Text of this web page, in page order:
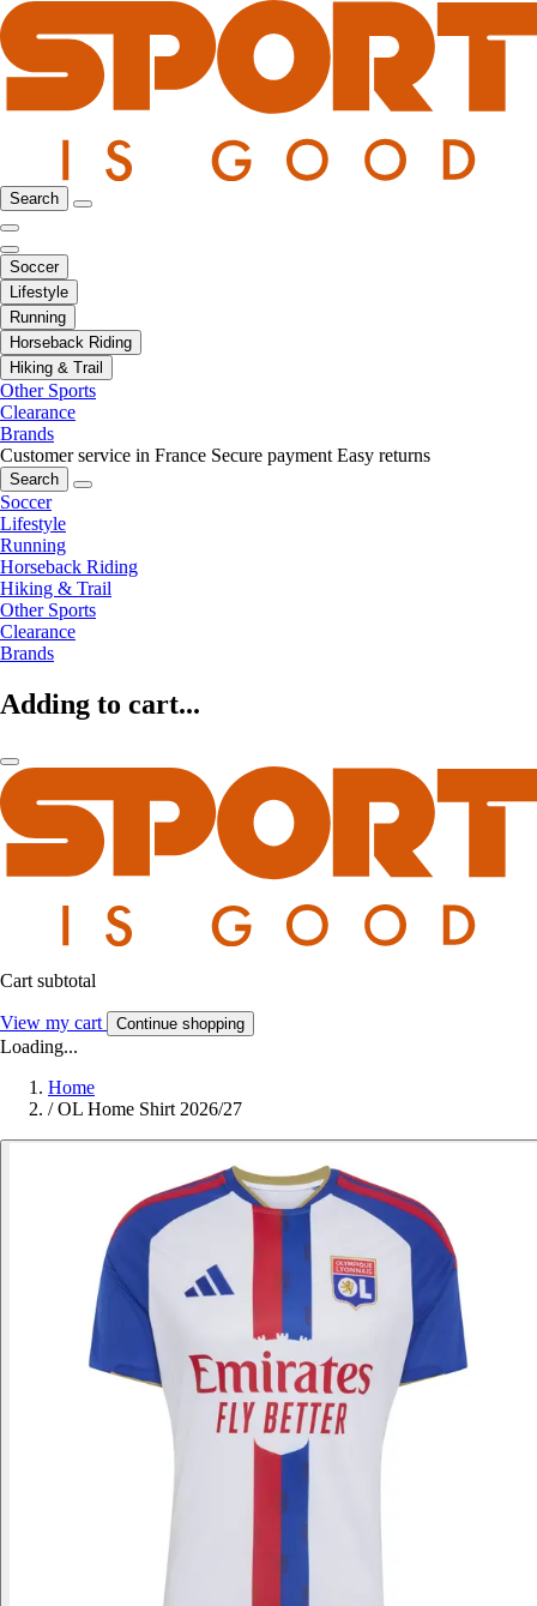
Search
Soccer
Lifestyle
Running
Horseback Riding
Hiking & Trail
Other Sports
Clearance
Brands
Customer service in France Secure payment Easy returns
Search
Soccer
Lifestyle
Running
Horseback Riding
Hiking & Trail
Other Sports
Clearance
Brands
Adding to cart...
Cart subtotal
View my cart Continue shopping
Loading...
Home
/ OL Home Shirt 2026/27